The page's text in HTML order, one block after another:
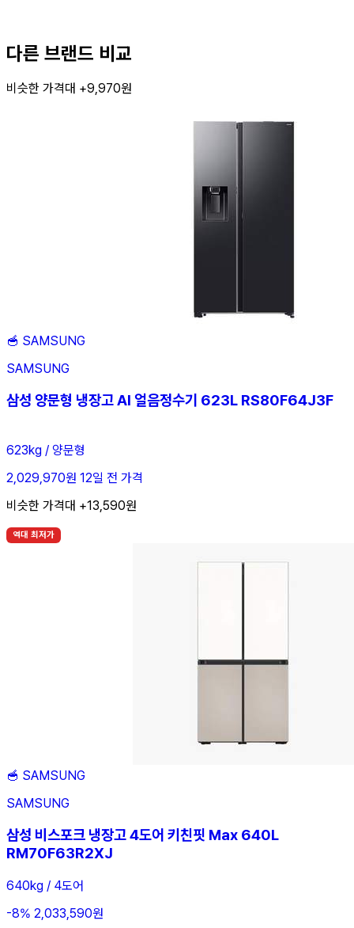
다른 브랜드 비교
비슷한 가격대 +9,970원
🥣 SAMSUNG
SAMSUNG
삼성 양문형 냉장고 AI 얼음정수기 623L RS80F64J3F
623kg / 양문형
2,029,970원 12일 전 가격
비슷한 가격대 +13,590원
역대 최저가
🥣 SAMSUNG
SAMSUNG
삼성 비스포크 냉장고 4도어 키친핏 Max 640L
RM70F63R2XJ
640kg / 4도어
-8% 2,033,590원